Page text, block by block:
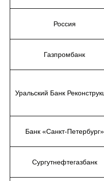
Россия
Газпромбанк
Уральский Банк
Банк «Санкт-Петербург»
Сургутнефтегазбанк